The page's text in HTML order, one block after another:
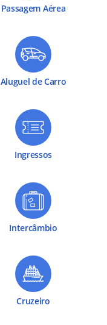
Passagem Aérea
Aluguel de Carro
Ingressos
Intercâmbio
Cruzeiro